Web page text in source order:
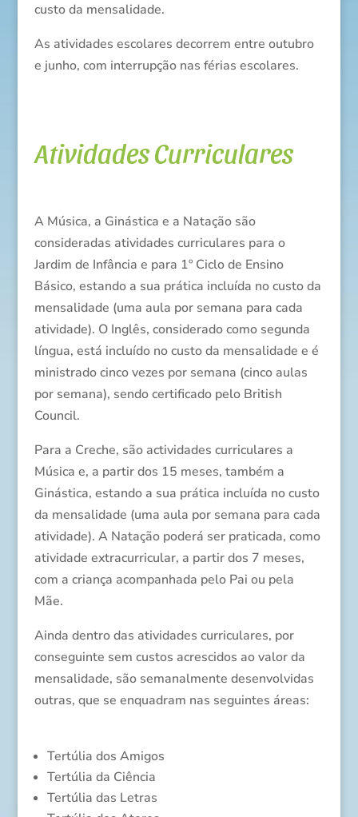
custo da mensalidade.
As atividades escolares decorrem entre outubro
e junho, com interrupção nas férias escolares.
Atividades Curriculares
A Música, a Ginástica e a Natação são
consideradas atividades curriculares para o
Jardim de Infância e para 1º Ciclo de Ensino
Básico, estando a sua prática incluída no custo da
mensalidade (uma aula por semana para cada
atividade). O Inglês, considerado como segunda
língua, está incluído no custo da mensalidade e é
ministrado cinco vezes por semana (cinco aulas
por semana), sendo certificado pelo British
Council.
Para a Creche, são actividades curriculares a
Música e, a partir dos 15 meses, também a
Ginástica, estando a sua prática incluída no custo
da mensalidade (uma aula por semana para cada
atividade). A Natação poderá ser praticada, como
atividade extracurricular, a partir dos 7 meses,
com a criança acompanhada pelo Pai ou pela
Mãe.
Ainda dentro das atividades curriculares, por
conseguinte sem custos acrescidos ao valor da
mensalidade, são semanalmente desenvolvidas
outras, que se enquadram nas seguintes áreas:
Tertúlia dos Amigos
Tertúlia da Ciência
Tertúlia das Letras